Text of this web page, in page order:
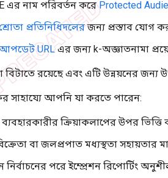
এর নাম পরিবর্তন করেProtected
প্রতিনিধিদলেরজন্য প্রস্তাব যোগ
URLএর জন্য k-অজ্ঞাতনামা
বিটাতে রয়েছে এবং এটি উন্নয়নের জন্য
সাহায্যে আপনি যা করতে পারেন:
ব্যবহারকারীর ক্রিয়াকলাপের উপর
বা জলপ্রপাত মধ্যস্থতা সহায়তার
নির্বাচনের পরে ইম্প্রেশন রিপোর্টিং